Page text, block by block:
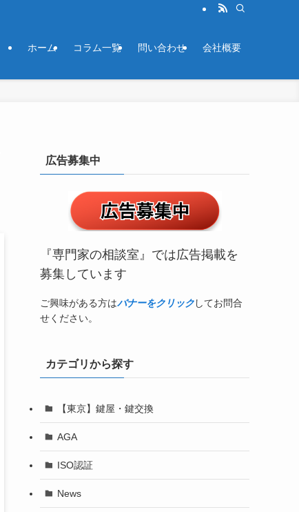
ホーム コラム一覧 問い合わせ 会社概要
広告募集中
『専門家の相談室』では広告掲載を
募集しています
ご興味がある方はバナーをクリックしてお問合
せください。
カテゴリから探す
【東京】鍵屋・鍵交換
AGA
ISO認証
News